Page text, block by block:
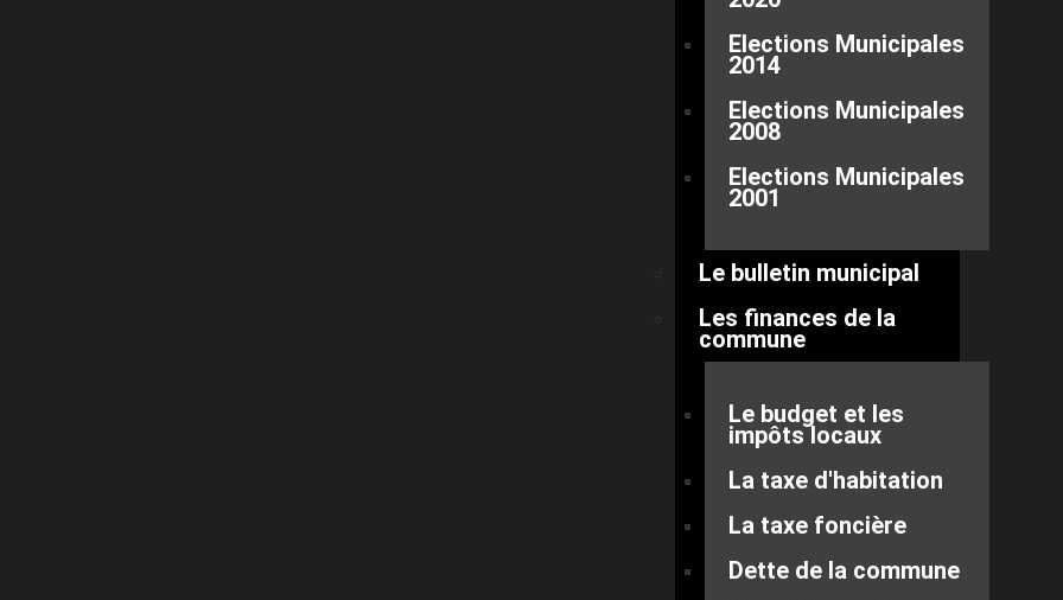
Elections Municipales
2014
Elections Municipales
2008
Elections Municipales
2001
Le bulletin municipal
Les finances de la
commune
Le budget et les
impôts locaux
La taxe d'habitation
La taxe foncière
Dette de la commune